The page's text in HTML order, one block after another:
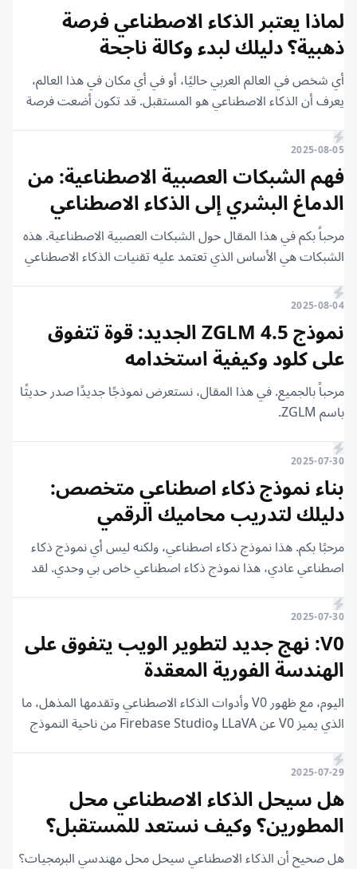
وتغليف النماذج (FastAPI للتواصل). المرحلة 14 – تغليف النماذج
والمراقبة المستمرة للنشر السحابي (Docker لتغليف النموذج
ونشره). المرحلة 15 – المشروع النهائي المتكامل (بناء وتدريب
وتغليف ونشر نظام ذكاء اصطناعي متكامل للإنتاج).
التجربة. لذلك، أتيتكم اليوم بالخلاصة. لا تقلقوا، فأغلب أو كل
الأدوات التي أستخدمها مجانية، وستتمكنون من تجربة كل الأدوات
التي أستخدمها اليوم مجانًا. إذا كنتم مهتمين بالذكاء الاصطناعي
والمستقبل والأعمال، فكونوا متابعين أولاً بأول لأن الفترة القادمة
سنتحدث كثيرًا عن هذه الأمور. بدون إطالة، لنبدأ.
لماذا يعتبر الذكاء الاصطناعي فرصة
ذهبية؟ دليلك لبدء وكالة ناجحة
أي شخص في العالم العربي حاليًا، أو في أي مكان في هذا العالم،
يعرف أن الذكاء الاصطناعي هو المستقبل. قد تكون أضعت فرصة
سابقًا. لكننا سنرى معًا خطوة بخطوة لماذا يعتبر الذكاء الاصطناعي
هو التجربة الذهبية التالية والفرصة الذهبية الكبرى.
2025-08-05
فهم الشبكات العصبية الاصطناعية: من
الدماغ البشري إلى الذكاء الاصطناعي
مرحباً بكم في هذا المقال حول الشبكات العصبية الاصطناعية. هذه
الشبكات هي الأساس الذي تعتمد عليه تقنيات الذكاء الاصطناعي
واتخاذ القرارات بشكل مستقل.
2025-08-04
نموذج ZGLM 4.5 الجديد: قوة تتفوق
على كلود وكيفية استخدامه
مرحباً بالجميع. في هذا المقال، نستعرض نموذجًا جديدًا صدر حديثًا
باسم ZGLM.
2025-07-30
بناء نموذج ذكاء اصطناعي متخصص:
دليلك لتدريب محاميك الرقمي
مرحبًا بكم. هذا نموذج ذكاء اصطناعي، ولكنه ليس أي نموذج ذكاء
اصطناعي عادي، هذا نموذج ذكاء اصطناعي خاص بي وحدي. لقد
على أسئلة متخصصة جدًا بناءً على القضية التي لديه.
2025-07-30
V0: نهج جديد لتطوير الويب يتفوق على
الهندسة الفورية المعقدة
اليوم، مع ظهور V0 وأدوات الذكاء الاصطناعي وتقدمها المذهل، ما
الذي يميز V0 عن LLaVA وFirebase Studio من ناحية النموذج
بسباقه هو أن يصبح النموذج اللغوي الكبير ذكياً بما يكفي ليقدم لك
2025-07-29
هل سيحل الذكاء الاصطناعي محل
المطورين؟ وكيف نستعد للمستقبل؟
هل صحيح أن الذكاء الاصطناعي سيحل محل مهندسي البرمجيات؟